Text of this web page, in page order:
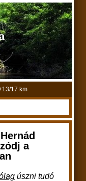
17 km
a
úszni tudó